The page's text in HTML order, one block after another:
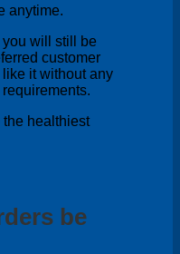
anytime.
you will still be
customer
it without any
healthiest
be